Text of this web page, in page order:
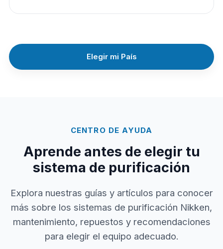
Elegir mi País
CENTRO DE AYUDA
Aprende antes de elegir tu
sistema de purificación
Explora nuestras guías y artículos para conocer
más sobre los sistemas de purificación Nikken,
mantenimiento, repuestos y recomendaciones
para elegir el equipo adecuado.